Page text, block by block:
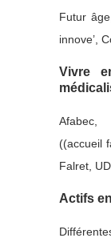
Futur
innove’,
Vivre
Afabec,
((accueil
Falret,
Actifs